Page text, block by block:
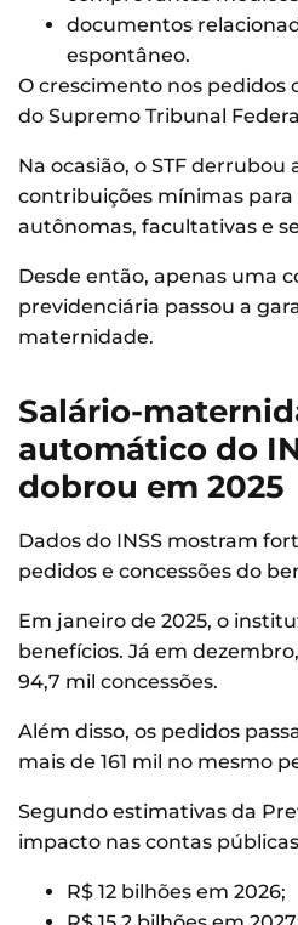
documentos
espontâneo.
O crescimento nos pedidos
do Supremo Tribunal
Na ocasião, o STF derrubou
contribuições mínimas
autônomas, facultativas e
Desde então, apenas uma
previdenciária passou a
maternidade.
Salário-
automático do
dobrou em 2025
Dados do INSS mostram
pedidos e concessões do
Em janeiro de 2025, o
benefícios. Já em
94,7 mil concessões.
Além disso, os pedidos
mais de 161 mil no mesmo
Segundo estimativas da
impacto nas contas
R$ 12 bilhões em 2026;